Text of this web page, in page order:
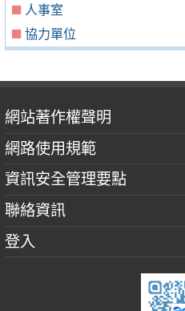
人事室
協力單位
網站著作權聲明
網路使用規範
資訊安全管理要點
聯絡資訊
登入